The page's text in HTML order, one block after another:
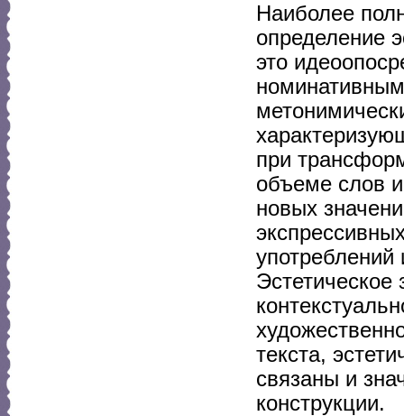
Наиболее
определение
это
при
объеме слов
новых
текста,
связаны и
конструкции.